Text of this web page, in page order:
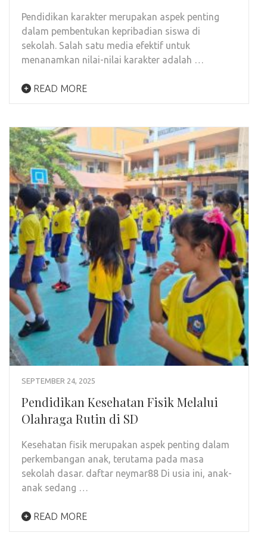
Pendidikan karakter merupakan aspek penting
dalam pembentukan kepribadian siswa di
sekolah. Salah satu media efektif untuk
menanamkan nilai-nilai karakter adalah …
READ MORE
SEPTEMBER 24, 2025
Pendidikan Kesehatan Fisik Melalui
Olahraga Rutin di SD
Kesehatan fisik merupakan aspek penting dalam
perkembangan anak, terutama pada masa
sekolah dasar. daftar neymar88 Di usia ini, anak-
anak sedang …
READ MORE